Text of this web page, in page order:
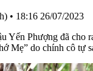
• 18:16 26/07/2023
Yến Phượng đã cho
Mẹ” do chính cô tự